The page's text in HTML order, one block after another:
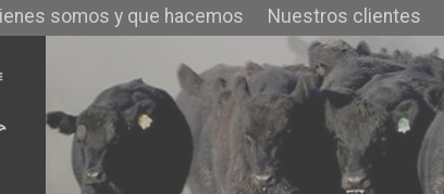
y que hacemos Nuestros clientes Sitios de Interés